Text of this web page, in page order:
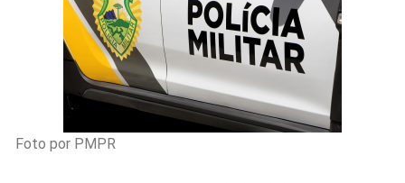
Foto por PMPR